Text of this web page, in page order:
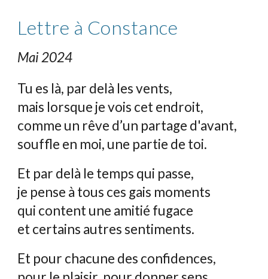
Lettre à Constance
Mai 2024
Tu es là, par delà les vents,
mais lorsque je vois cet endroit,
comme un rêve d’un partage d'avant,
souffle en moi, une partie de toi.
Et par delà le temps qui passe,
je pense à tous ces gais moments
qui content une amitié fugace
et certains autres sentiments.
Et pour chacune des confidences,